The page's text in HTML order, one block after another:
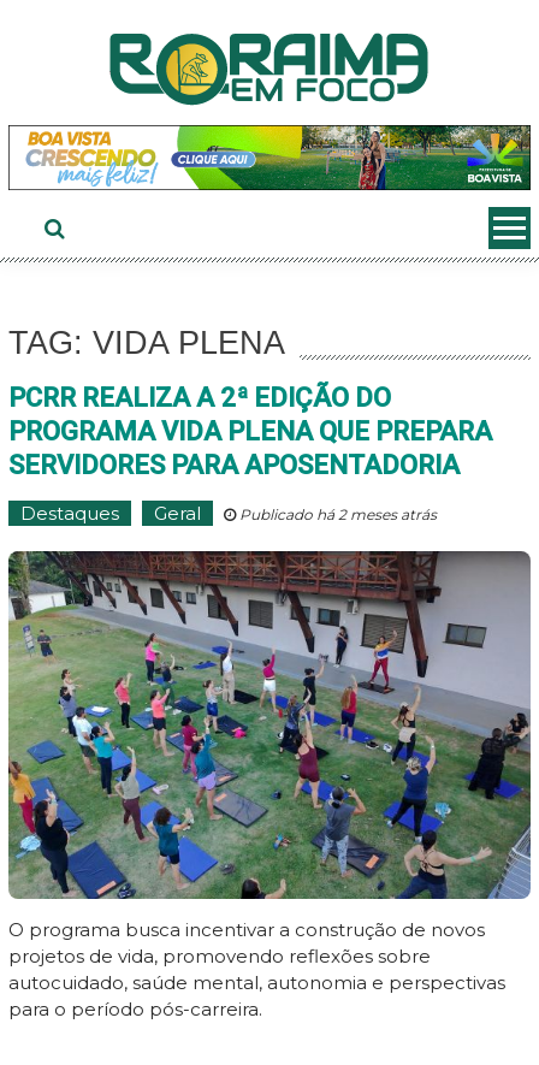
TAG: VIDA PLENA
PCRR REALIZA A 2ª EDIÇÃO DO
PROGRAMA VIDA PLENA QUE PREPARA
SERVIDORES PARA APOSENTADORIA
Destaques Geral Publicado há 2 meses atrás
O programa busca incentivar a construção de novos
projetos de vida, promovendo reflexões sobre
autocuidado, saúde mental, autonomia e perspectivas
para o período pós-carreira.